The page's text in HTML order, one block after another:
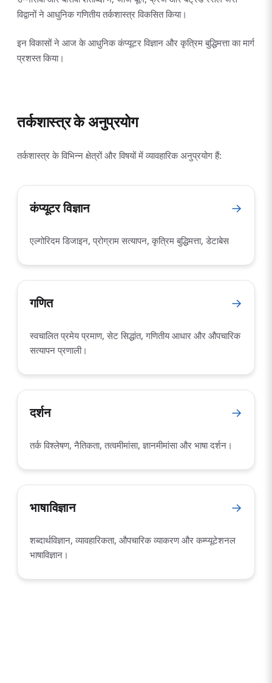
विद्वानों ने आधुनिक गणितीय तर्कशास्त्र विकसित किया।
इन विकासों ने आज के आधुनिक कंप्यूटर विज्ञान और कृत्रिम बुद्धिमत्ता का मार्ग
प्रशस्त किया।
तर्कशास्त्र के अनुप्रयोग
तर्कशास्त्र के विभिन्न क्षेत्रों और विषयों में व्यावहारिक अनुप्रयोग हैं:
कंप्यूटर विज्ञान →
एल्गोरिदम डिजाइन, प्रोग्राम सत्यापन, कृत्रिम बुद्धिमत्ता, डेटाबेस
गणित →
स्वचालित प्रमेय प्रमाण, सेट सिद्धांत, गणितीय आधार और औपचारिक
सत्यापन प्रणाली।
दर्शन →
तर्क विश्लेषण, नैतिकता, तत्वमीमांसा, ज्ञानमीमांसा और भाषा दर्शन।
भाषाविज्ञान →
शब्दार्थविज्ञान, व्यावहारिकता, औपचारिक व्याकरण और कम्प्यूटेशनल
भाषाविज्ञान।